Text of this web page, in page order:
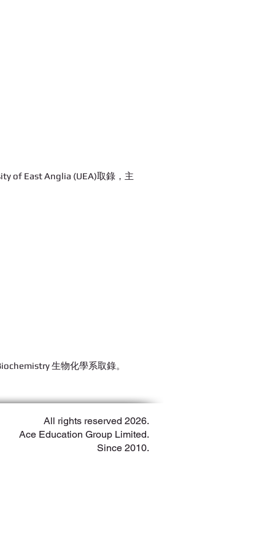
of East Anglia (UEA)取錄，主
生物化學系取錄。
All rights reserved 2026.
Ace Education Group Limited.
Since 2010.